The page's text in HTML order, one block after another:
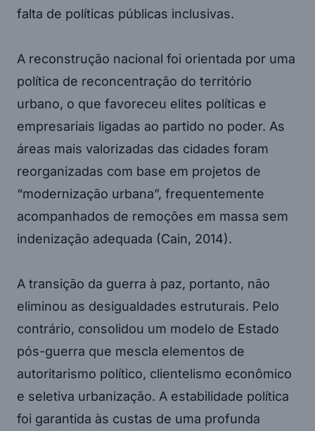
falta de políticas públicas inclusivas.
A reconstrução nacional foi orientada por uma
política de reconcentração do território
urbano, o que favoreceu elites políticas e
empresariais ligadas ao partido no poder. As
áreas mais valorizadas das cidades foram
reorganizadas com base em projetos de
“modernização urbana”, frequentemente
acompanhados de remoções em massa sem
indenização adequada (Cain, 2014).
A transição da guerra à paz, portanto, não
eliminou as desigualdades estruturais. Pelo
contrário, consolidou um modelo de Estado
pós-guerra que mescla elementos de
autoritarismo político, clientelismo econômico
e seletiva urbanização. A estabilidade política
foi garantida às custas de uma profunda